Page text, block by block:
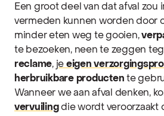
Een groot deel van dat afval zou
vermeden kunnen worden door
minder eten weg te gooien,
te bezoeken, neen te zeggen
reclame, je eigen
herbruikbare producten te
Wanneer we aan afval denken,
vervuilingdie wordt veroorzaakt